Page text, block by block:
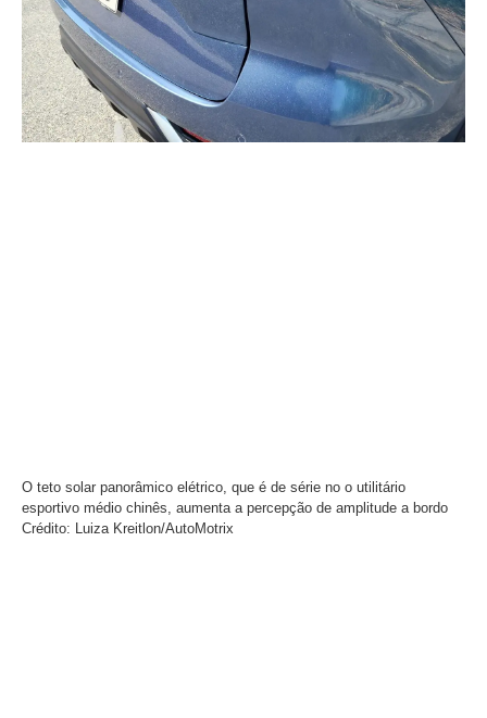
O teto solar panorâmico elétrico, que é de série no o utilitário
esportivo médio chinês, aumenta a percepção de amplitude a bordo
Crédito: Luiza Kreitlon/AutoMotrix